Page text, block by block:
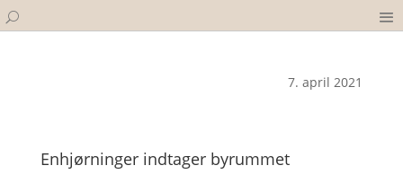
7. april 2021
Enhjørninger indtager byrummet